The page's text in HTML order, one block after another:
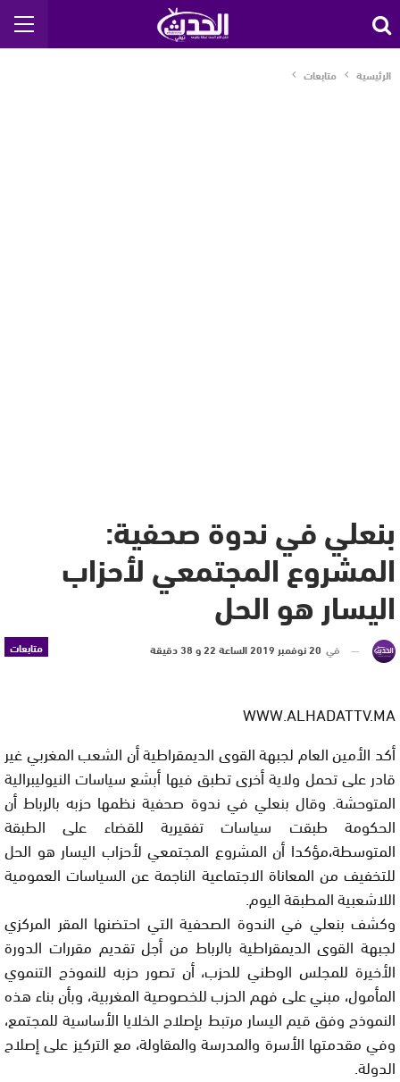
الرئيسية متابعات
بنعلي في ندوة صحفية:
المشروع المجتمعي لأحزاب
اليسار هو الحل
متابعات في 20 نوفمبر 2019 الساعة 22 و 38 دقيقة
WWW.ALHADATTV.MA
أكد الأمين العام لجبهة القوى الديمقراطية أن الشعب المغربي غير
قادر على تحمل ولاية أخرى تطبق فيها أبشع سياسات النيوليبرالية
المتوحشة. وقال بنعلي في ندوة صحفية نظمها حزبه بالرباط أن
الحكومة طبقت سياسات تفقيرية للقضاء على الطبقة
المتوسطة،مؤكدا أن المشروع المجتمعي لأحزاب اليسار هو الحل
للتخفيف من المعاناة الاجتماعية الناجمة عن السياسات العمومية
اللاشعبية المطبقة اليوم.
وكشف بنعلي في الندوة الصحفية التي احتضنها المقر المركزي
لجبهة القوى الديمقراطية بالرباط من أجل تقديم مقررات الدورة
الأخيرة للمجلس الوطني للحزب، أن تصور حزبه للنموذج التنموي
المأمول، مبني على فهم الحزب للخصوصية المغربية، وبأن بناء هذه
النموذج وفق قيم اليسار مرتبط بإصلاح الخلايا الأساسية للمجتمع،
وفي مقدمتها الأسرة والمدرسة والمقاولة، مع التركيز على إصلاح
الدولة.